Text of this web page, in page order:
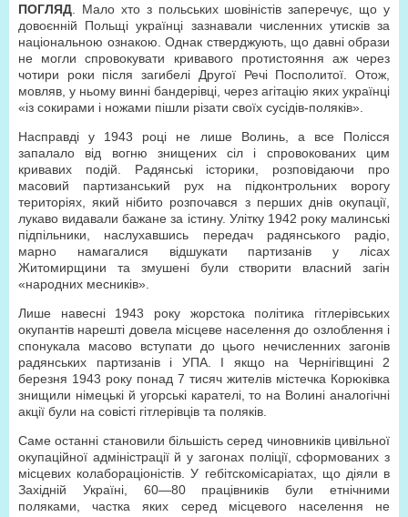
ПОГЛЯД . Мало хто з польських шовіністів заперечує, що у
довоєнній Польщі українці зазнавали численних утисків за
національною ознакою. Однак стверджують, що давні образи
не могли спровокувати кривавого протистояння аж через
чотири роки після загибелі Другої Речі Посполитої. Отож,
мовляв, у ньому винні бандерівці, через агітацію яких українці
«із сокирами і ножами пішли різати своїх сусідів-поляків».
Насправді у 1943 році не лише Волинь, а все Полісся
запалало від вогню знищених сіл і спровокованих цим
кривавих подій. Радянські історики, розповідаючи про
масовий партизанський рух на підконтрольних ворогу
територіях, який нібито розпочався з перших днів окупації,
лукаво видавали бажане за істину. Улітку 1942 року малинські
підпільники, наслухавшись передач радянського радіо,
марно намагалися відшукати партизанів у лісах
Житомирщини та змушені були створити власний загін
«народних месників».
Лише навесні 1943 року жорстока політика гітлерівських
окупантів нарешті довела місцеве населення до озлоблення і
спонукала масово вступати до цього нечисленних загонів
радянських партизанів і УПА. І якщо на Чернігівщині 2
березня 1943 року понад 7 тисяч жителів містечка Корюківка
знищили німецькі й угорські карателі, то на Волині аналогічні
акції були на совісті гітлерівців та поляків.
Саме останні становили більшість серед чиновників цивільної
окупаційної адміністрації й у загонах поліції, сформованих з
місцевих колабораціоністів. У гебітскомісаріатах, що діяли в
Західній Україні, 60—80 працівників були етнічними
поляками, частка яких серед місцевого населення не